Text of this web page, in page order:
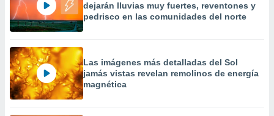
dejarán lluvias muy fuertes, reventones y
pedrisco en las comunidades del norte
Las imágenes más detalladas del Sol
jamás vistas revelan remolinos de energía
magnética